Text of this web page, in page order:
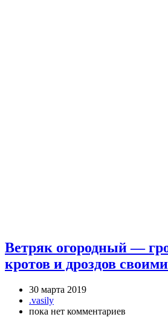
Ветряк огородный —
кротов и дроздов
30 марта 2019
.vasily
пока нет комментариев